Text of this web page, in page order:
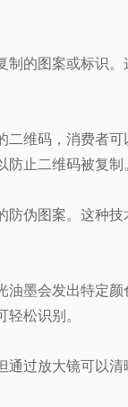
的图案或标识
二维码，消费者
止二维码被复制
伪图案。这种
墨会发出特定
松识别。
过放大镜可以清